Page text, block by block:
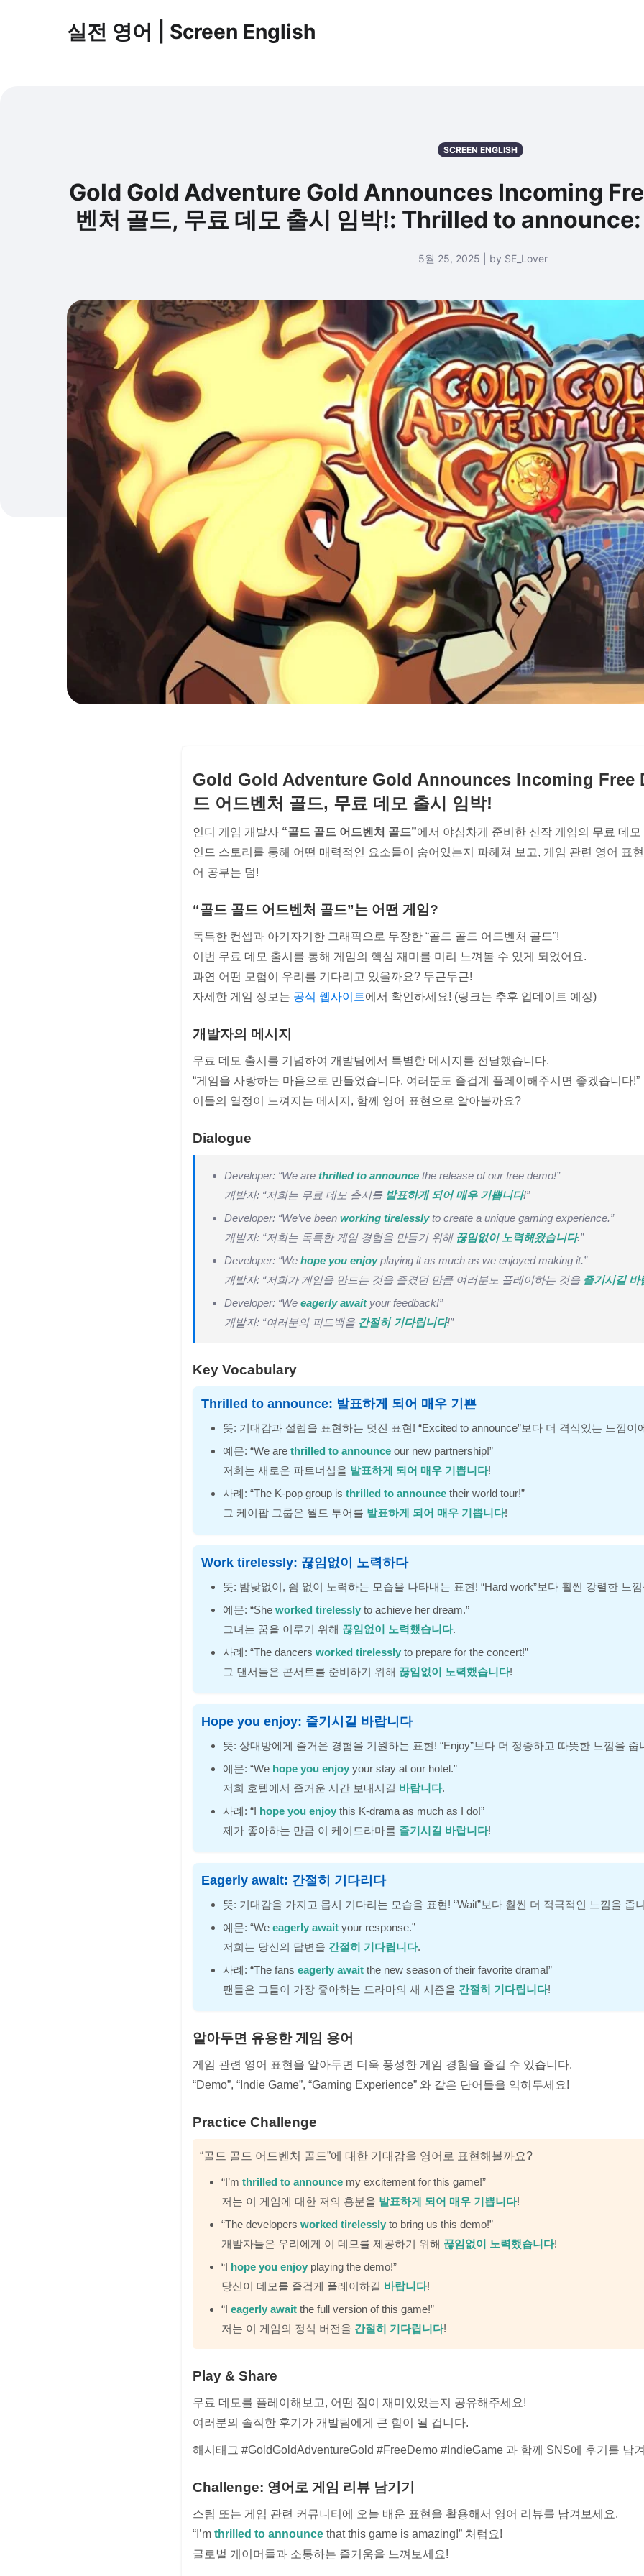
실전 영어 | Screen English
SCREEN ENGLISH
Gold Gold Adventure Gold Announces Incoming
벤처 골드, 무료 데모 출시 임박!: Thrilled to announce:
5월 25, 2025 | by SE_Lover
Gold Gold Adventure Gold Announces Incoming Free
드 어드벤처 골드, 무료 데모 출시 임박!
인디 게임 개발사 “골드 골드 어드벤처 골드”에서 야심차게 준비한 신작 게임의 무료 데
인드 스토리를 통해 어떤 매력적인 요소들이 숨어있는지 파헤쳐 보고, 게임 관련 영어 표
어 공부는 덤!
“골드 골드 어드벤처 골드”는 어떤 게임?
독특한 컨셉과 아기자기한 그래픽으로 무장한 “골드 골드 어드벤처 골드”!
이번 무료 데모 출시를 통해 게임의 핵심 재미를 미리 느껴볼 수 있게 되었어요.
과연 어떤 모험이 우리를 기다리고 있을까요? 두근두근!
자세한 게임 정보는 공식 웹사이트에서 확인하세요! (링크는 추후 업데이트 예정)
개발자의 메시지
무료 데모 출시를 기념하여 개발팀에서 특별한 메시지를 전달했습니다.
“게임을 사랑하는 마음으로 만들었습니다. 여러분도 즐겁게 플레이해주시면 좋겠습니다!”
이들의 열정이 느껴지는 메시지, 함께 영어 표현으로 알아볼까요?
Dialogue
Developer: “We are thrilled to announce the release of our free demo!”
개발자: “저희는 무료 데모 출시를 발표하게 되어 매우 기쁩니다!”
Developer: “We’ve been working tirelesslyto create a unique gaming experience.”
개발자: “저희는 독특한 게임 경험을 만들기 위해 끊임없이 노력해왔습니다.”
Developer: “We hope you enjoyplaying it as much as we enjoyed making it.”
개발자: “저희가 게임을 만드는 것을 즐겼던 만큼 여러분도 플레이하는 것을 즐기시길 바
Developer: “We eagerly awaityour feedback!”
개발자: “여러분의 피드백을 간절히 기다립니다!”
Key Vocabulary
Thrilled to announce: 발표하게 되어 매우 기쁜
뜻: 기대감과 설렘을 표현하는 멋진 표현! “Excited to announce”보다 더 격식있는 느낌이
예문: “We are thrilled to announce our new partnership!”
저희는 새로운 파트너십을 발표하게 되어 매우 기쁩니다!
사례: “The K-pop group is thrilled to announce their world tour!”
그 케이팝 그룹은 월드 투어를 발표하게 되어 매우 기쁩니다!
Work tirelessly: 끊임없이 노력하다
뜻: 밤낮없이, 쉼 없이 노력하는 모습을 나타내는 표현! “Hard work”보다 훨씬 강렬한 느
예문: “She worked tirelessly to achieve her dream.”
그녀는 꿈을 이루기 위해 끊임없이 노력했습니다.
사례: “The dancers worked tirelessly to prepare for the concert!”
그 댄서들은 콘서트를 준비하기 위해 끊임없이 노력했습니다!
Hope you enjoy: 즐기시길 바랍니다
뜻: 상대방에게 즐거운 경험을 기원하는 표현! “Enjoy”보다 더 정중하고 따뜻한 느낌을 줍
예문: “We hope you enjoy your stay at our hotel.”
저희 호텔에서 즐거운 시간 보내시길 바랍니다.
사례: “I hope you enjoy this K-drama as much as I do!”
제가 좋아하는 만큼 이 케이드라마를 즐기시길 바랍니다!
Eagerly await: 간절히 기다리다
뜻: 기대감을 가지고 몹시 기다리는 모습을 표현! “Wait”보다 훨씬 더 적극적인 느낌을 줍
예문: “We eagerly await your response.”
저희는 당신의 답변을 간절히 기다립니다.
사례: “The fans eagerly await the new season of their favorite drama!”
팬들은 그들이 가장 좋아하는 드라마의 새 시즌을 간절히 기다립니다!
알아두면 유용한 게임 용어
게임 관련 영어 표현을 알아두면 더욱 풍성한 게임 경험을 즐길 수 있습니다.
“Demo”, “Indie Game”, “Gaming Experience” 와 같은 단어들을 익혀두세요!
Practice Challenge
“골드 골드 어드벤처 골드”에 대한 기대감을 영어로 표현해볼까요?
“I’m thrilled to announce my excitement for this game!”
저는 이 게임에 대한 저의 흥분을 발표하게 되어 매우 기쁩니다!
“The developers worked tirelessly to bring us this demo!”
개발자들은 우리에게 이 데모를 제공하기 위해 끊임없이 노력했습니다!
“I hope you enjoy playing the demo!”
당신이 데모를 즐겁게 플레이하길 바랍니다!
“I eagerly await the full version of this game!”
저는 이 게임의 정식 버전을 간절히 기다립니다!
Play & Share
무료 데모를 플레이해보고, 어떤 점이 재미있었는지 공유해주세요!
여러분의 솔직한 후기가 개발팀에게 큰 힘이 될 겁니다.
해시태그 #GoldGoldAdventureGold #FreeDemo #IndieGame 과 함께 SNS에 후기를 남
Challenge: 영어로 게임 리뷰 남기기
스팀 또는 게임 관련 커뮤니티에 오늘 배운 표현을 활용해서 영어 리뷰를 남겨보세요.
“I’m thrilled to announce that this game is amazing!” 처럼요!
글로벌 게이머들과 소통하는 즐거움을 느껴보세요!